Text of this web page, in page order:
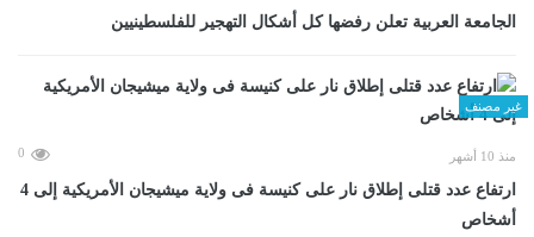
الجامعة العربية تعلن رفضها كل أشكال التهجير للفلسطينيين
غير مصنف
منذ 10 أشهر 0
ارتفاع عدد قتلى إطلاق نار على كنيسة فى ولاية ميشيجان الأمريكية إلى 4
أشخاص